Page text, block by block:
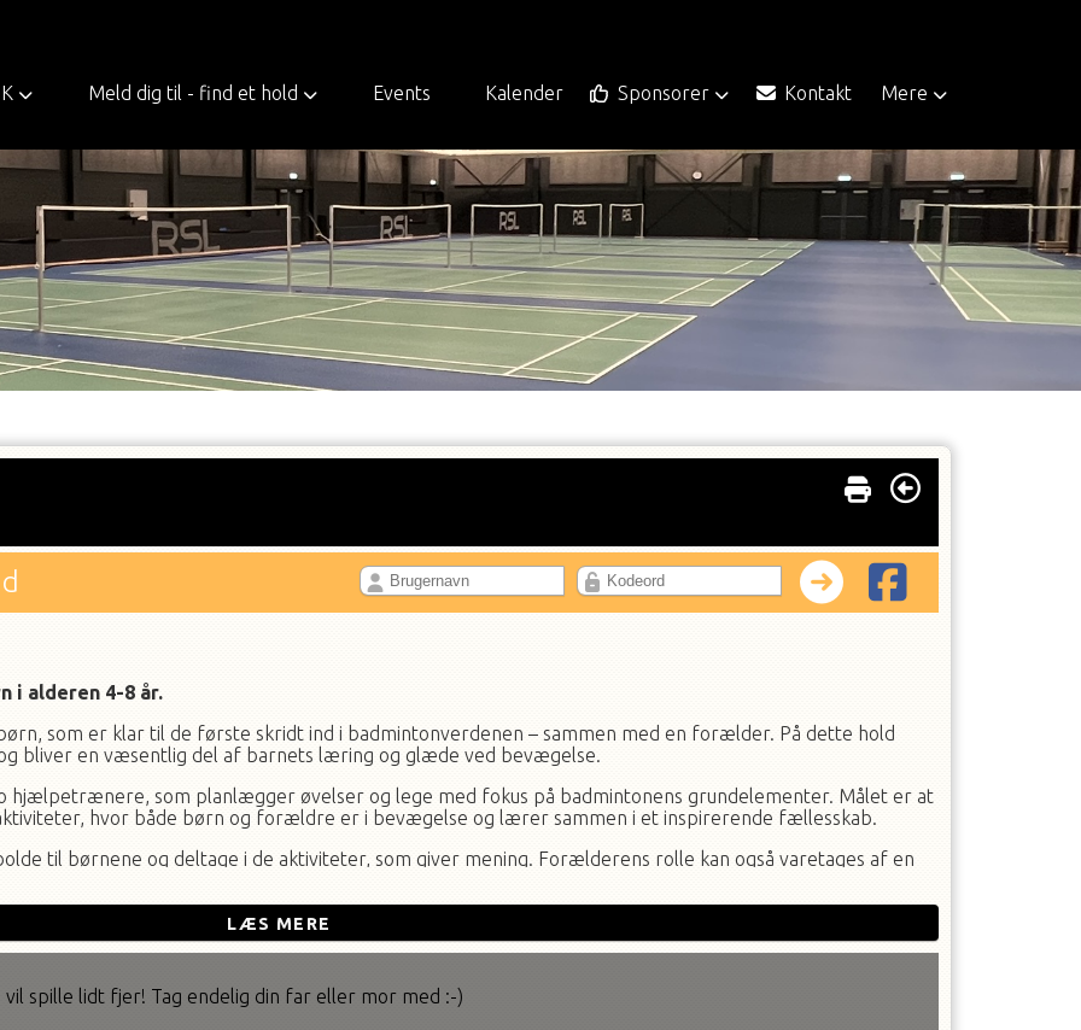
Meld dig til - find et hold Events Kalender Sponsorer Kontakt Mere
i alderen 4-8 år.
som er klar til de første skridt ind i badmintonverdenen – sammen med en forælder. På dette hold
bliver en væsentlig del af barnets læring og glæde ved bevægelse.
som planlægger øvelser og lege med fokus på badmintonens grundelementer. Målet er at
hvor både børn og forældre er i bevægelse og lærer sammen i et inspirerende fællesskab.
til børnene og deltage i de aktiviteter, som giver mening. Forælderens rolle kan også varetages af en
det, at børnene deltager i Miniton i 1-2 sæsoner, indtil de har lært at træne og udviklet de
Badminton Klub. Så kan du prøve, om miniton også er noget for dig. Vi har ketchere og bolde til alle.
LÆS MERE
spille lidt fjer! Tag endelig din far eller mor med :-)